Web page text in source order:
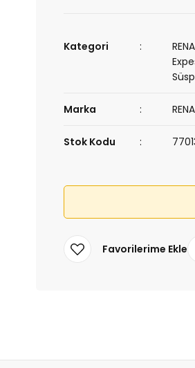
Kategori
Marka
Stok Kodu